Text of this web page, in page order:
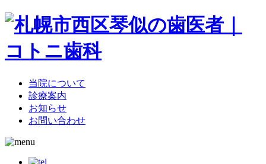
当院について
診療案内
お知らせ
お問い合わせ